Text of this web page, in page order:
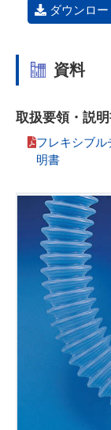
ダウンロー
資料
取扱要領・説
フレキシブ
明書